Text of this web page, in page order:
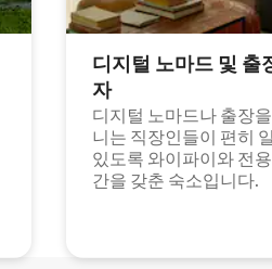
디지털 노마드 및 출
자
디지털 노마드나 출장
니는 직장인들이 편히
있도록 와이파이와 전
간을 갖춘 숙소입니다.